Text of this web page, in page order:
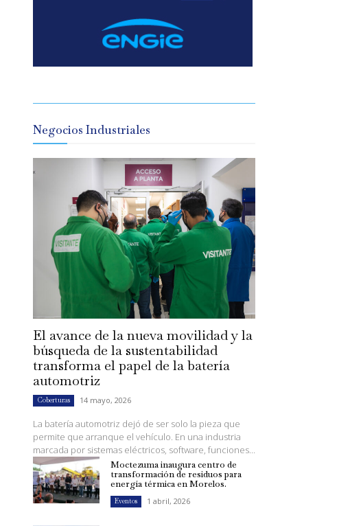
Negocios Industriales
El avance de la nueva movilidad y la
búsqueda de la sustentabilidad
transforma el papel de la batería
automotriz
Coberturas 14 mayo, 2026
La batería automotriz dejó de ser solo la pieza que
permite que arranque el vehículo. En una industria
marcada por sistemas eléctricos, software, funciones...
Moctezuma inaugura centro de
transformación de residuos para
energía térmica en Morelos.
Eventos 1 abril, 2026